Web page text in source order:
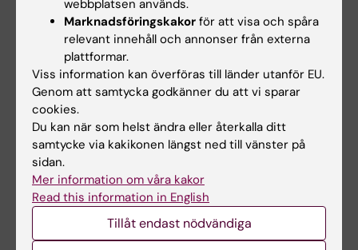
Professor
Telefon:
+46852486983
E-post:
elias.arner@ki.se
Jirí Bártek
Professor, Senior
+46852481267
webbplatsen används.
Marknadsföringskakor för att visa och spåra
relevant innehåll och annonser från externa
plattformar.
Viss information kan överföras till länder utanför EU.
Genom att samtycka godkänner du att vi sparar
cookies.
Du kan när som helst ändra eller återkalla ditt
samtycke via kakikonen längst ned till vänster på
sidan.
Mer information om våra kakor
Read this information in English
Tillåt endast nödvändiga